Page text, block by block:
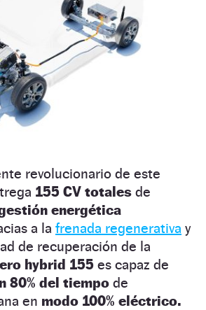
revolucionario de este
155 CV totales de
energética
a la frenada regenerativa y
de recuperación de la
hybrid 155 es capaz de
80% del tiempo de
en modo 100% eléctrico.